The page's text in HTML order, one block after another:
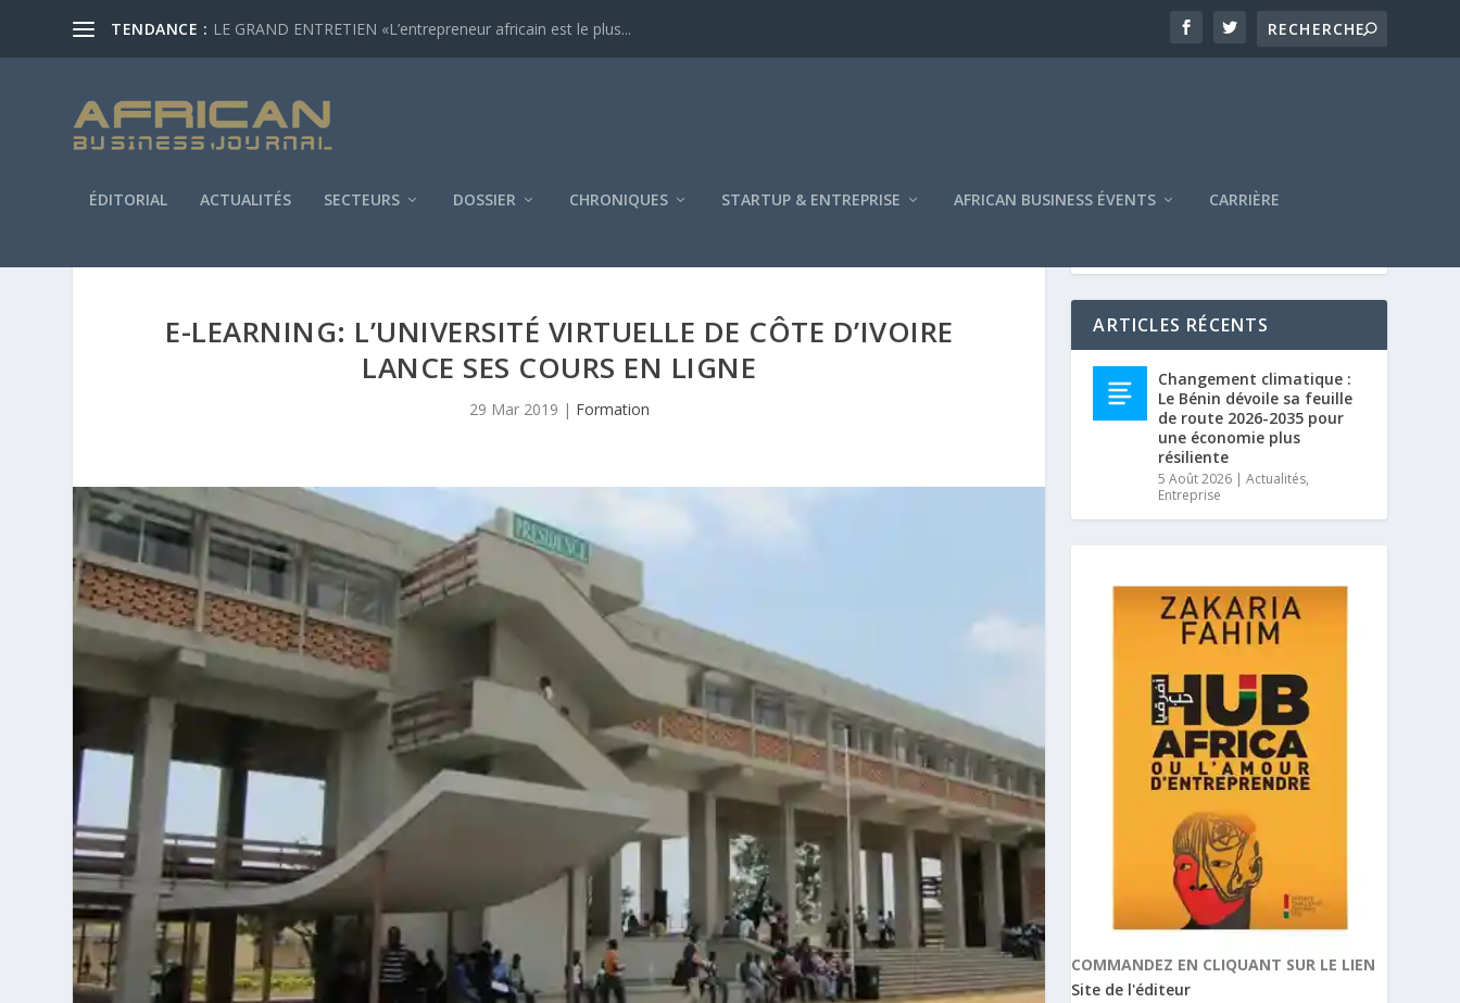
TENDANCE : LE GRAND ENTRETIEN «L’entrepreneur africain est le plus...
ÉDITORIAL ACTUALITÉS SECTEURS DOSSIER CHRONIQUES STARTUP & ENTREPRISE AFRICAN BUSINESS ÉVENTS CARRIÈRE
E-LEARNING: L’UNIVERSITÉ VIRTUELLE DE CÔTE D’IVOIRE
LANCE SES COURS EN LIGNE
29 Mar 2019 | Formation
ARTICLES RÉCENTS
Changement climatique :
Le Bénin dévoile sa feuille
de route 2026-2035 pour
une économie plus
résiliente
5 Août 2026 |Actualités,
Entreprise
COMMANDEZ EN CLIQUANT SUR LE LIEN
Site de l'éditeur